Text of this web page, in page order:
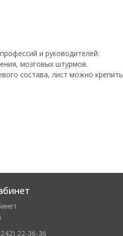
и руководителей:
мозговых штурмов.
состава, лист можно крепить
22-36-36